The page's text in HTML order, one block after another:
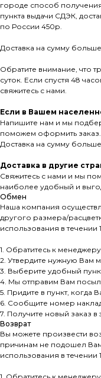
городе способ
пункта выдачи СДЭК,
по России 450р.
Доставка на сумму
Обратите внимание, что
суток. Если спустя 48
свяжитесь с нами.
Если в Вашем
Напишите нам и мы
поможем оформить заказ.
Доставка на сумму
Доставка в другие
Свяжитесь с нами и мы
наиболее удобный и
Обмен
Наша компания
другого размера/
использования в течении
1. Обратитесь к
2. Утвердите нужную Вам
3. Выберите удобный
4. Мы отправим Вам
5. Придите в пункт, когда
6. Сообщите номер
7. Получите новый заказ
Возврат
Вы можете произвести
причинам не подошел
использования в течении